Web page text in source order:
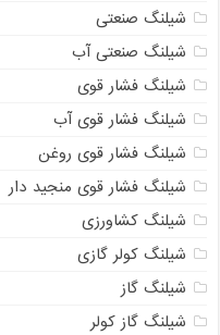
شیلنگ صنعتی
شیلنگ صنعتی آب
شیلنگ فشار قوی
شیلنگ فشار قوی آب
شیلنگ فشار قوی روغن
شیلنگ فشار قوی منجید دار
شیلنگ کشاورزی
شیلنگ کولر گازی
شیلنگ گاز
شیلنگ گاز کولر